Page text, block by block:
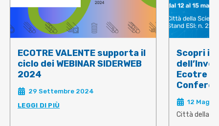
ECOTRE VALENTE supporta il
ciclo dei WEBINAR SIDERWEB
2024
29 Settembre 2024
LEGGI DI PIÙ
Scopri il
Ecotre
12
Città della